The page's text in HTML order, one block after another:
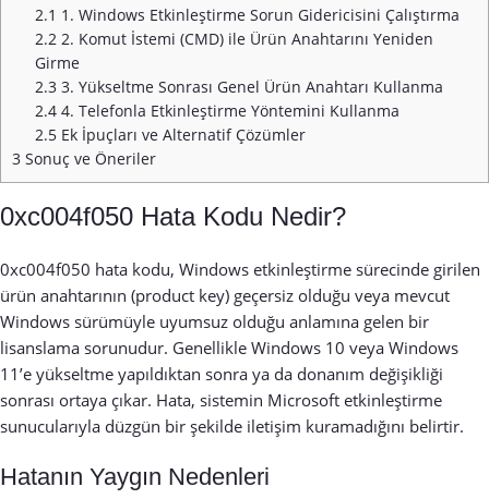
2.1 1. Windows Etkinleştirme Sorun Gidericisini Çalıştırma
2.2 2. Komut İstemi (CMD) ile Ürün Anahtarını Yeniden
Girme
2.3 3. Yükseltme Sonrası Genel Ürün Anahtarı Kullanma
2.4 4. Telefonla Etkinleştirme Yöntemini Kullanma
2.5 Ek İpuçları ve Alternatif Çözümler
3 Sonuç ve Öneriler
0xc004f050 Hata Kodu Nedir?
0xc004f050 hata kodu, Windows etkinleştirme sürecinde girilen
ürün anahtarının (product key) geçersiz olduğu veya mevcut
Windows sürümüyle uyumsuz olduğu anlamına gelen bir
lisanslama sorunudur. Genellikle Windows 10 veya Windows
11’e yükseltme yapıldıktan sonra ya da donanım değişikliği
sonrası ortaya çıkar. Hata, sistemin Microsoft etkinleştirme
sunucularıyla düzgün bir şekilde iletişim kuramadığını belirtir.
Hatanın Yaygın Nedenleri